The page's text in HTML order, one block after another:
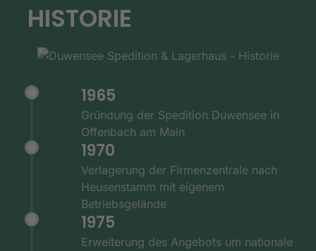
HISTORIE
1965
Gründung der Spedition Duwensee in
Offenbach am Main
1970
Verlagerung der Firmenzentrale nach
Heusenstamm mit eigenem
Betriebsgelände
1975
Erweiterung des Angebots um nationale